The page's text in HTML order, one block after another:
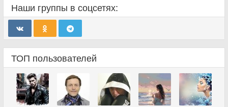
Наши группы в соцсетях:
ТОП пользователей